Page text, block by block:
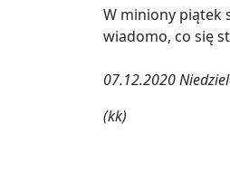
W miniony piątek
wiadomo, co się
07.12.2020
(kk)